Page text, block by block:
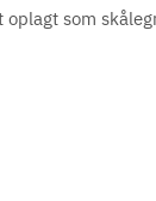
som